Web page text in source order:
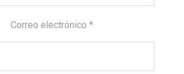
Correo electrónico *